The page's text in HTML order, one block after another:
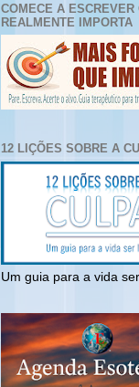
COMECE A ESCREVER
REALMENTE IMPORTA
12 LIÇÕES SOBRE A
Um guia para a vida